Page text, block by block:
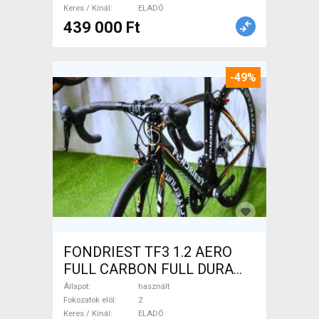
Keres / Kínál
ELADÓ
439 000 Ft
-49%
FONDRIEST TF3 1.2 AERO
FULL CARBON FULL DURA
ACE Országúti patkófék
használt ELADÓ
Állapot
használt
Fokozatok elöl
2
Keres / Kínál
ELADÓ